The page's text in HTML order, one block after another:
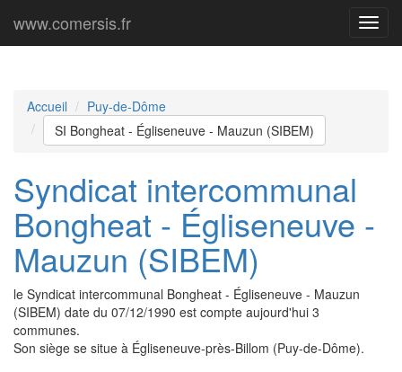
Menu
www.comersis.fr
Accueil
Puy-de-Dôme
SI Bongheat - Égliseneuve - Mauzun (SIBEM)
Syndicat intercommunal
Bongheat - Égliseneuve -
Mauzun (SIBEM)
le Syndicat intercommunal Bongheat - Égliseneuve - Mauzun
(SIBEM) date du 07/12/1990 est compte aujourd'hui 3
communes.
Son siège se situe à Égliseneuve-près-Billom (Puy-de-Dôme).